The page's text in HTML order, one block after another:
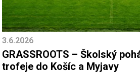
3.6.2026
GRASSROOTS – Školský
trofeje do Košíc a Myjavy